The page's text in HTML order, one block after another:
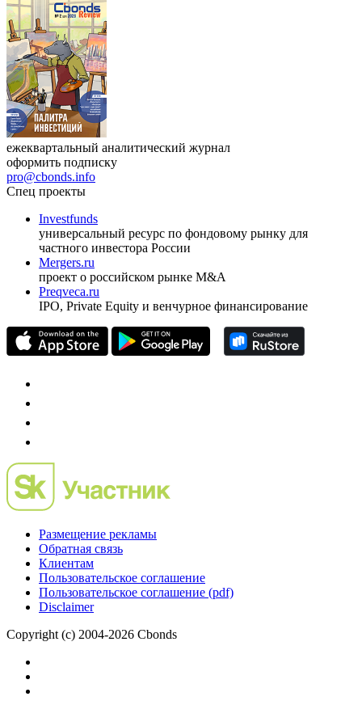
ежеквартальный аналитический журнал
оформить подписку
pro@cbonds.info
Спец проекты
Investfunds
универсальный ресурс по фондовому рынку для
частного инвестора России
Mergers.ru
проект о российском рынке M&A
Preqveca.ru
IPO, Private Equity и венчурное финансирование
Размещение рекламы
Обратная связь
Клиентам
Пользовательское соглашение
Пользовательское соглашение (pdf)
Disclaimer
Copyright (c) 2004-2026 Cbonds